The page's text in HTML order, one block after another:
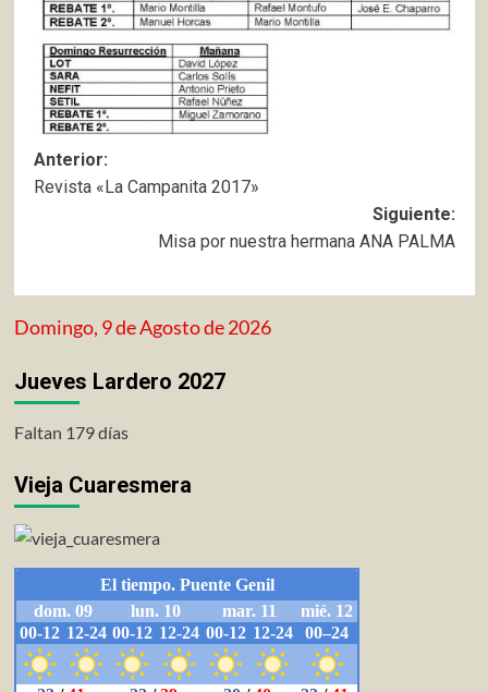
Navegación
de
entradas
Anterior:
Revista «La Campanita 2017»
Siguiente:
Misa por nuestra hermana ANA PALMA
Domingo, 9 de Agosto de 2026
Jueves Lardero 2027
Faltan 179 días
Vieja Cuaresmera